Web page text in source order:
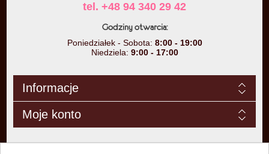
tel. +48 94 340 29 42
Godziny otwarcia:
Poniedziałek - Sobota: 8:00 - 19:00
Niedziela: 9:00 - 17:00
Informacje
Moje konto